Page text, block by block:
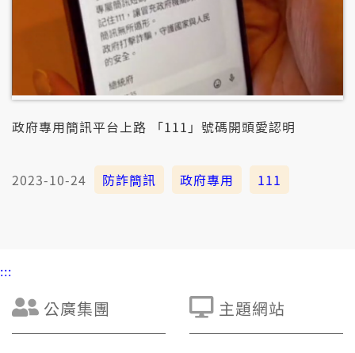
政府專用簡訊平台上路 「111」號碼開頭愛認明
2023-10-24 防詐簡訊 政府專用 111
:::
公廣集團 主題網站